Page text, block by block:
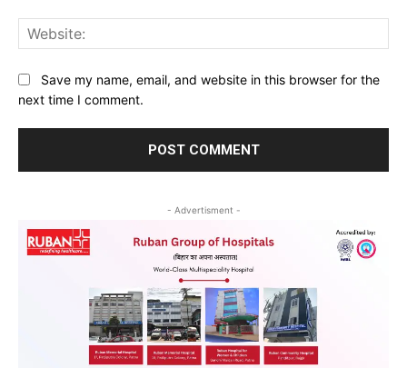
Save my name, email, and website in this browser for the
next time I comment.
- Advertisment -